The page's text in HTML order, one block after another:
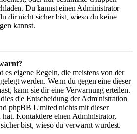
Du kannst einen Administrator
dir nicht sicher bist, wieso du keine
kannst.
es eigene Regeln, die meistens von der
werden. Wenn du gegen eine dieser
kann sie dir eine Verwarnung erteilen.
die Entscheidung der Administration
phpBB Limited nichts mit dieser
Kontaktiere einen Administrator,
bist, wieso du verwarnt wurdest.